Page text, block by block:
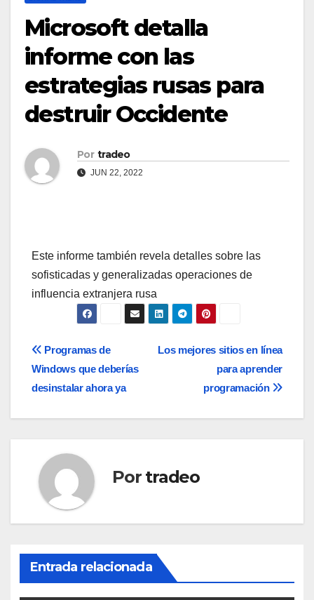
Microsoft detalla
informe con las
estrategias rusas para
destruir Occidente
Por tradeo
JUN 22, 2022
Este informe también revela detalles sobre las
sofisticadas y generalizadas operaciones de
influencia extranjera rusa
Navegación
de
entradas
Los mejores sitios en línea
para aprender
programación
Programas de
Windows que deberías
desinstalar ahora ya
Por tradeo
Entrada relacionada